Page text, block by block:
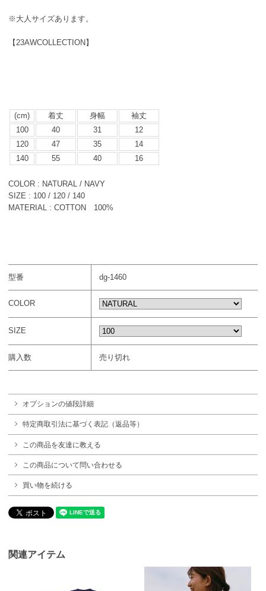
※大人サイズあります。
【23AWCOLLECTION】
(cm) 着丈 身幅
袖丈
100
40 31
12
120
47 35
14
140
55 40 16
COLOR : NATURAL / NAVY
SIZE : 100 / 120 / 140
MATERIAL : COTTON 100%
型番 dg-1460
COLOR
SIZE
購入数 売り切れ
オプションの値段詳細
特定商取引法に基づく表記（返品等）
この商品を友達に教える
この商品について問い合わせる
買い物を続ける
関連アイテム